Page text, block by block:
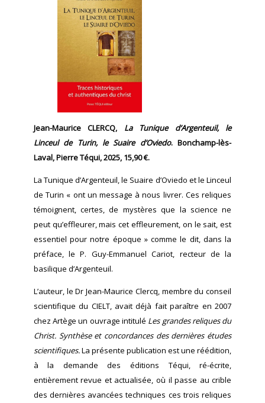
Jean-Maurice CLERCQ, La Tunique d’Argenteuil, le
Linceul de Turin, le Suaire d’Oviedo. Bonchamp-lès-
Laval, Pierre Téqui, 2025, 15,90 €.
La Tunique d’Argenteuil, le Suaire d’Oviedo et le Linceul
de Turin « ont un message à nous livrer. Ces reliques
témoignent, certes, de mystères que la science ne
peut qu’effleurer, mais cet effleurement, on le sait, est
essentiel pour notre époque » comme le dit, dans la
préface, le P. Guy-Emmanuel Cariot, recteur de la
basilique d’Argenteuil.
L’auteur, le Dr Jean-Maurice Clercq, membre du conseil
scientifique du CIELT, avait déjà fait paraître en 2007
chez Artège un ouvrage intitulé Les grandes reliques du
Christ. Synthèse et concordances des dernières études
scientifiques.La présente publication est une réédition,
à la demande des éditions Téqui, ré-écrite,
entièrement revue et actualisée, où il passe au crible
des dernières avancées techniques ces trois reliques